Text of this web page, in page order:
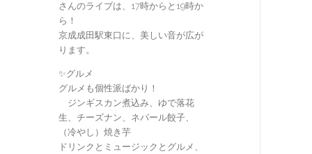
さんのライブは、17時からと19時か
ら！
京成成田駅東口に、美しい音が広が
ります。
✨グルメ
グルメも個性派ばかり！
ジンギスカン煮込み、ゆで落花
生、チーズナン、ネパール餃子、
（冷やし）焼き芋
ドリンクとミュージックとグルメ、